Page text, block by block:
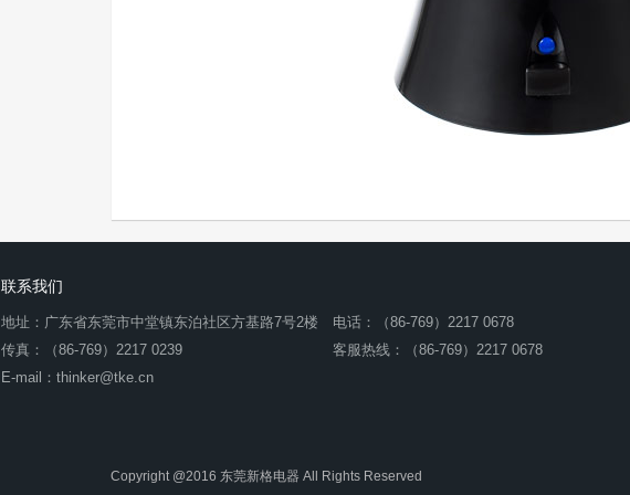
联系我们
地址：广东省东莞市中堂镇东泊社区方基路7号2楼
电话：（86-769）2217 0678
传真：（86-769）2217 0239
客服热线：（86-769）2217 0678
E-mail：thinker@tke.cn
Copyright @2016 东莞新格电器 All Rights Reserved